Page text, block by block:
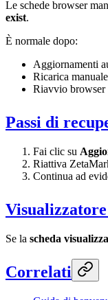
Le schede browser
exist.
È normale dopo:
Aggiornamenti
Ricarica
Riavvio browser
Passi di
Fai clic su
Riattiva
Continua ad
Se la scheda
Correlati